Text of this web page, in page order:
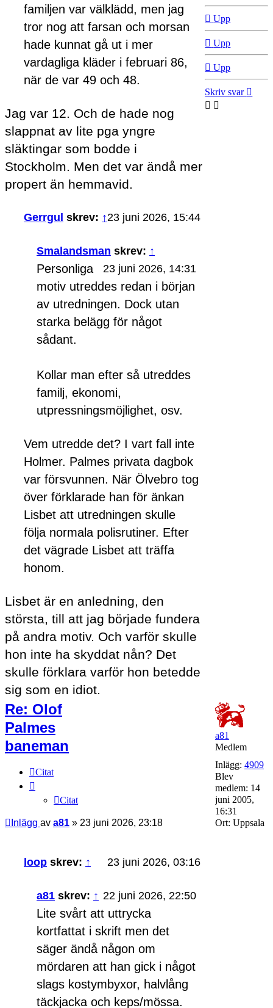
familjen var välklädd, men jag
tror nog att farsan och morsan
hade kunnat gå ut i mer
vardagliga kläder i februari 86,
när de var 49 och 48.
Jag var 12. Och de hade nog
slappnat av lite pga yngre
släktingar som bodde i
Stockholm. Men det var ändå mer
propert än hemmavid.
Gerrgul skrev: ↑23 juni 2026, 15:44
Smalandsman skrev: ↑
23 juni 2026, 14:31
Personliga
motiv utreddes redan i början
av utredningen. Dock utan
starka belägg för något
sådant.
Kollar man efter så utreddes
familj, ekonomi,
utpressningsmöjlighet, osv.
Vem utredde det? I vart fall inte
Holmer. Palmes privata dagbok
var försvunnen. När Ölvebro tog
över förklarade han för änkan
Lisbet att utredningen skulle
följa normala polisrutiner. Efter
det vägrade Lisbet att träffa
honom.
Lisbet är en anledning, den
största, till att jag började fundera
på andra motiv. Och varför skulle
hon inte ha skyddat nån? Det
skulle förklara varför hon betedde
sig som en idiot.
Re: Olof
Palmes
baneman
Citat
Citat
Inlägg av a81 » 23 juni 2026, 23:18
loop skrev: ↑ 23 juni 2026, 03:16
a81 skrev: ↑ 22 juni 2026, 22:50
Lite svårt att uttrycka
kortfattat i skrift men det
säger ändå någon om
mördaren att han gick i något
slags kostymbyxor, halvlång
täckjacka och keps/mössa.
a81
Medlem
Inlägg: 4909
Blev
medlem: 14
juni 2005,
16:31
Ort: Uppsala
Upp
Upp
Upp
Skriv svar